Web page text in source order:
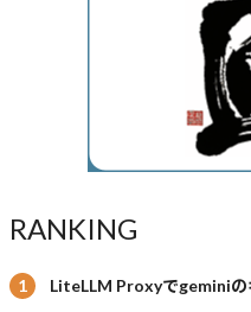
RANKING
LiteLLM Proxyでgeminiの